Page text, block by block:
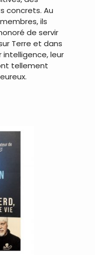
concrets. Au
ils
de servir
Terre et dans
intelligence, leur
tellement